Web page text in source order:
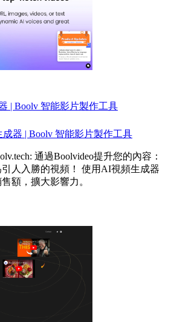
| Boolv 智能影片製作工具
成器 | Boolv 智能影片製作工具
通過Boolvideo提升您的內容：
人入勝的視頻！ 使用AI視頻生成器
額，擴大影響力。